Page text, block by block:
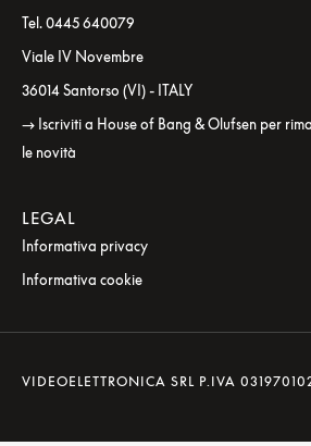
Tel. 0445 640079
Viale IV Novembre
36014 Santorso (VI) - ITALY
→ Iscriviti a House of Bang & Olufsen per
le novità
LEGAL
Informativa privacy
Informativa cookie
VIDEOELETTRONICA SRL P.IVA